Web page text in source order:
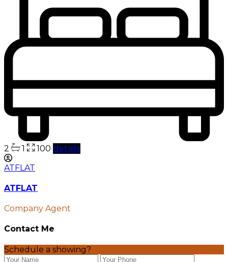
2 1 100 details
ATFLAT
ATFLAT
Company Agent
Contact Me
Schedule a showing?